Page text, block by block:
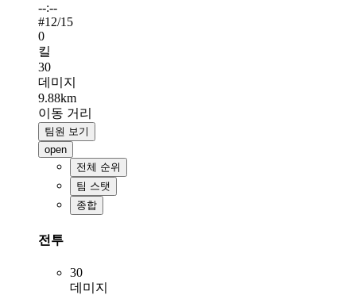
--:--
#12/15
0
킬
30
데미지
9.88km
이동 거리
팀원 보기
open
전체 순위
팀 스탯
종합
전투
30
데미지